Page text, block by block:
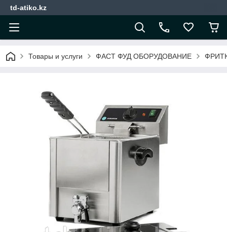
td-atiko.kz
Товары и услуги ФАСТ ФУД ОБОРУДОВАНИЕ